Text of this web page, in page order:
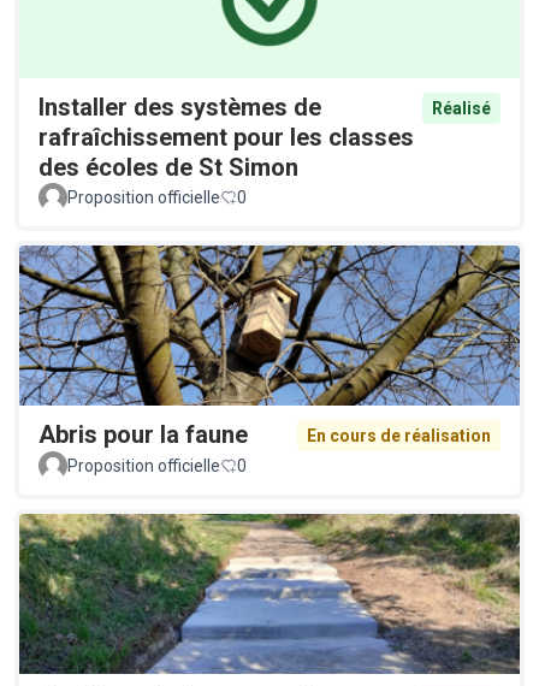
Installer des systèmes de
rafraîchissement pour les classes
des écoles de St Simon
Réalisé
Proposition officielle 0
Abris pour la faune
En cours de réalisation
Proposition officielle
0